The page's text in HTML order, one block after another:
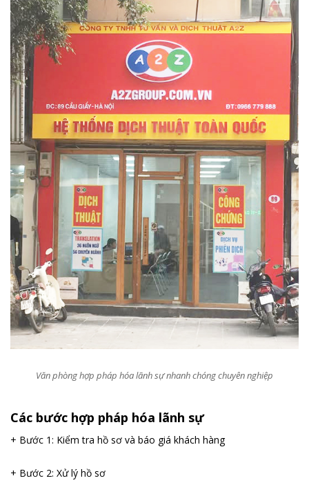
Văn phòng hợp pháp hóa lãnh sự nhanh chóng chuyên nghiệp
Các bước hợp pháp hóa lãnh sự
+ Bước 1: Kiểm tra hồ sơ và báo giá khách hàng
+ Bước 2: Xử lý hồ sơ